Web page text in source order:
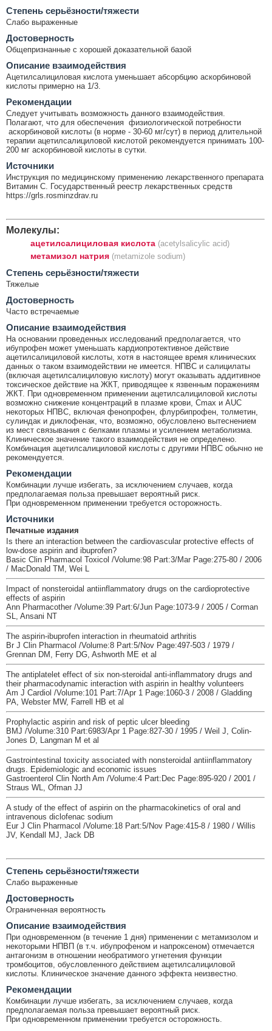
Cтепень серьёзности/тяжести
Слабо выраженные
Достоверность
Общепризнанные с хорошей доказательной базой
Описание взаимодействия
Ацетилсалициловая кислота уменьшает абсорбцию аскорбиновой
кислоты примерно на 1/3.
Рекомендации
Следует учитывать возможность данного взаимодействия.
Полагают, что для обеспечения физиологической потребности
аскорбиновой кислоты (в норме - 30-60 мг/сут) в период длительной
терапии ацетилсалициловой кислотой рекомендуется принимать 100-
200 мг аскорбиновой кислоты в сутки.
Источники
Инструкция по медицинскому применению лекарственного препарата
Витамин C. Государственный реестр лекарственных средств
https://grls.rosminzdrav.ru
Молекулы:
ацетилсалициловая кислота (acetylsalicylic acid)
метамизол натрия (metamizole sodium)
Cтепень серьёзности/тяжести
Тяжелые
Достоверность
Часто встречаемые
Описание взаимодействия
На основании проведенных исследований предполагается, что
ибупрофен может уменьшать кардиопротективное действие
ацетилсалициловой кислоты, хотя в настоящее время клинических
данных о таком взаимодействии не имеется. НПВС и салицилаты
(включая ацетилсалициловую кислоту) могут оказывать аддитивное
токсическое действие на ЖКТ, приводящее к язвенным поражениям
ЖКТ. При одновременном применении ацетилсалициловой кислоты
возможно снижение концентраций в плазме крови, Cmax и AUC
некоторых НПВС, включая фенопрофен, флурбипрофен, толметин,
сулиндак и диклофенак, что, возможно, обусловлено вытеснением
из мест связывания с белками плазмы и усилением метаболизма.
Клиническое значение такого взаимодействия не определено.
Комбинация ацетилсалициловой кислоты с другими НПВС обычно не
рекомендуется.
Рекомендации
Комбинации лучше избегать, за исключением случаев, когда
предполагаемая польза превышает вероятный риск.
При одновременном применении требуется осторожность.
Источники
Печатные издания
Is there an interaction between the cardiovascular protective effects of
low-dose aspirin and ibuprofen?
Basic Clin Pharmacol Toxicol /Volume:98 Part:3/Mar Page:275-80 / 2006
/ MacDonald TM, Wei L
Impact of nonsteroidal antiinflammatory drugs on the cardioprotective
effects of aspirin
Ann Pharmacother /Volume:39 Part:6/Jun Page:1073-9 / 2005 / Corman
SL, Ansani NT
The aspirin-ibuprofen interaction in rheumatoid arthritis
Br J Clin Pharmacol /Volume:8 Part:5/Nov Page:497-503 / 1979 /
Grennan DM, Ferry DG, Ashworth ME et al
The antiplatelet effect of six non-steroidal anti-inflammatory drugs and
their pharmacodynamic interaction with aspirin in healthy volunteers
Am J Cardiol /Volume:101 Part:7/Apr 1 Page:1060-3 / 2008 / Gladding
PA, Webster MW, Farrell HB et al
Prophylactic aspirin and risk of peptic ulcer bleeding
BMJ /Volume:310 Part:6983/Apr 1 Page:827-30 / 1995 / Weil J, Colin-
Jones D, Langman M et al
Gastrointestinal toxicity associated with nonsteroidal antiinflammatory
drugs. Epidemiologic and economic issues
Gastroenterol Clin North Am /Volume:4 Part:Dec Page:895-920 / 2001 /
Straus WL, Ofman JJ
A study of the effect of aspirin on the pharmacokinetics of oral and
intravenous diclofenac sodium
Eur J Clin Pharmacol /Volume:18 Part:5/Nov Page:415-8 / 1980 / Willis
JV, Kendall MJ, Jack DB
Cтепень серьёзности/тяжести
Слабо выраженные
Достоверность
Ограниченная вероятность
Описание взаимодействия
При одновременном (в течение 1 дня) применении с метамизолом и
некоторыми НПВП (в т.ч. ибупрофеном и напроксеном) отмечается
антагонизм в отношении необратимого угнетения функции
тромбоцитов, обусловленного действием ацетилсалициловой
кислоты. Клиническое значение данного эффекта неизвестно.
Рекомендации
Комбинации лучше избегать, за исключением случаев, когда
предполагаемая польза превышает вероятный риск.
При одновременном применении требуется осторожность.